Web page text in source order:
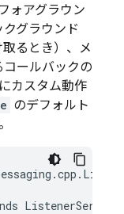
ォアグラウン
グラウンド
るとき）、メ
ールバックの
カスタム動作
のデフォルト
.cpp .
ListenerService